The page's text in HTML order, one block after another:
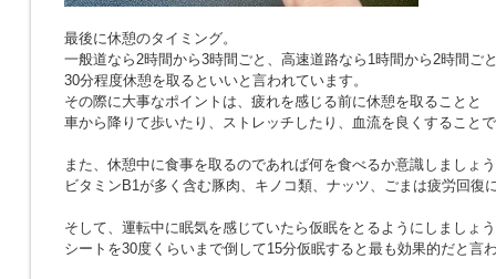
最後に休憩のタイミング。
一般道なら2時間から3時間ごと、高速道路なら1時間から2時間ご
30分程度休憩を取るといいと言われています。
その際に大事なポイントは、疲れを感じる前に休憩を取ることと
車から降りて歩いたり、ストレッチしたり、血流を良くすること
また、休憩中に食事を取るのであれば何を食べるか意識しましょ
ビタミンB1が多く含む豚肉、キノコ類、ナッツ、ごまは疲労回復
そして、運転中に眠気を感じていたら仮眠をとるようにしましょ
シートを30度くらいまで倒して15分仮眠すると最も効果的だと言